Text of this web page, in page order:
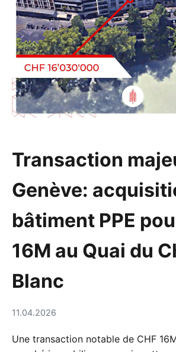
Transaction
Genève:
bâtiment PPE
16M au Quai du
Blanc
11.04.2026
Une transaction notable de CHF